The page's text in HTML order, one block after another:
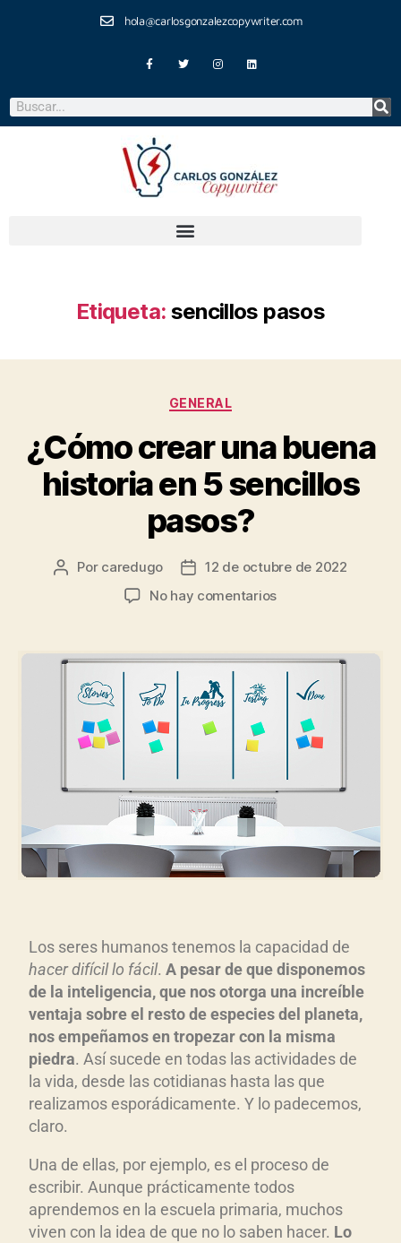
hola@carlosgonzalezcopywriter.com
Etiqueta: sencillos pasos
GENERAL
¿Cómo crear una buena
historia en 5 sencillos
pasos?
Por caredugo
12 de octubre de 2022
No hay comentarios
Los seres humanos tenemos la capacidad de
hacer difícil lo fácil. A pesar de que disponemos
de la inteligencia, que nos otorga una increíble
ventaja sobre el resto de especies del planeta,
nos empeñamos en tropezar con la misma
piedra. Así sucede en todas las actividades de
la vida, desde las cotidianas hasta las que
realizamos esporádicamente. Y lo padecemos,
claro.
Una de ellas, por ejemplo, es el proceso de
escribir. Aunque prácticamente todos
aprendemos en la escuela primaria, muchos
viven con la idea de que no lo saben hacer. Lo